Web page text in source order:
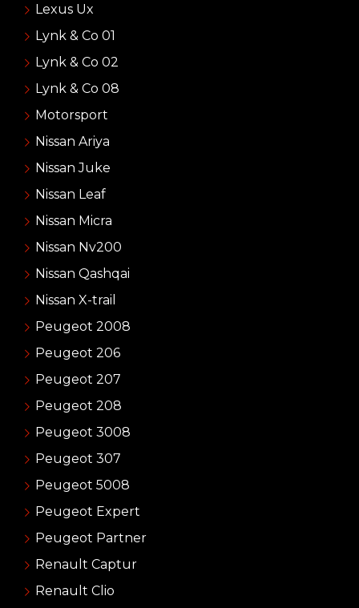
Lexus Ux
Lynk & Co 01
Lynk & Co 02
Lynk & Co 08
Motorsport
Nissan Ariya
Nissan Juke
Nissan Leaf
Nissan Micra
Nissan Nv200
Nissan Qashqai
Nissan X-trail
Peugeot 2008
Peugeot 206
Peugeot 207
Peugeot 208
Peugeot 3008
Peugeot 307
Peugeot 5008
Peugeot Expert
Peugeot Partner
Renault Captur
Renault Clio